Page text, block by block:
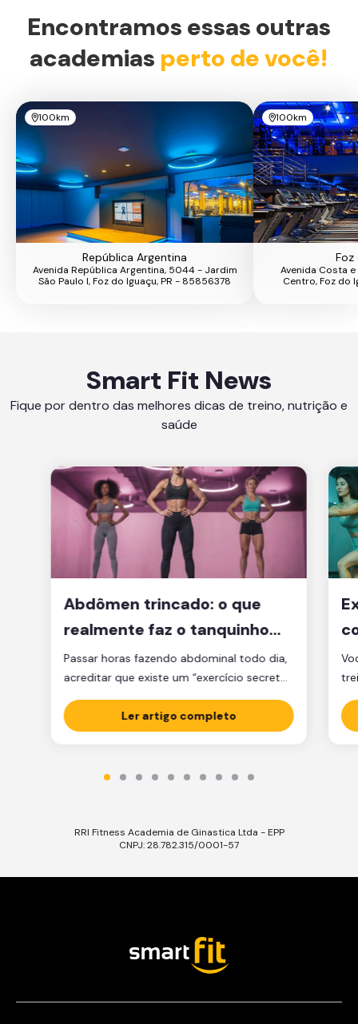
Encontramos essas outras
academias perto de você!
100km
República Argentina
Avenida República Argentina, 5044 - Jardim
São Paulo I, Foz do Iguaçu, PR - 85856378
100km
Foz
Avenida Costa
Centro, Foz do
Smart Fit News
Fique por dentro das melhores dicas de treino, nutrição e
saúde
Abdômen trincado: o que
realmente faz o tanquinho
aparecer?
Passar horas fazendo abdominal todo dia,
acreditar que existe um “exercício secreto”
para secar a barriga ou ficar obcecado
com a balança são caminhos que muita
gente percorre, mas que raramente levam
falta de estratégia. A verdade é que o
Ler artigo completo
RRI Fitness Academia de Ginastica Ltda - EPP
CNPJ: 28.782.315/0001-57